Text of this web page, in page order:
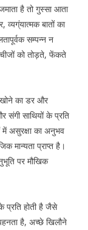
है तो गुस्सा आता
व्यग्ंयात्मक बातों का
सम्पन्न न
को तोड़ते, फेंकते
खोने का डर और
संगी साथियों के प्रति
में असुरक्षा का अनुभव
मान्यता प्राप्त है।
पर मौखिक
प्रति होती है जैसे
है, अच्छे खिलौने